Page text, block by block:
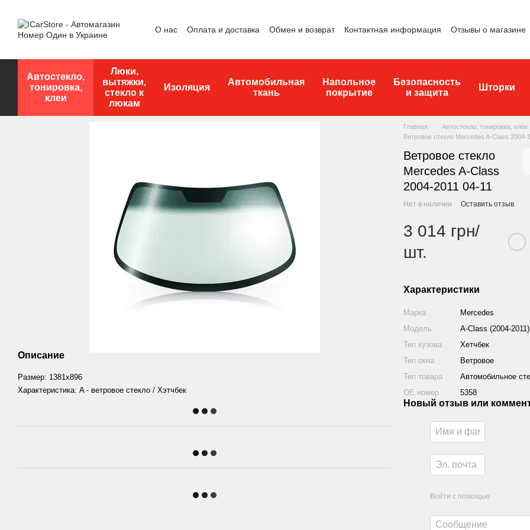
О нас Оплата и доставка Обмен и возврат Контактная информация Отзывы о магазине
Автостекло,
тонировка,
клеи
Люки,
вытяжки,
стекло к
люкам
Изоляция
Автомобильная
ткань
Напольное
покрытие
Безопасность
и защита
Шторки
Описание
Размер: 1381х896
Характеристика: A - ветровое стекло / Хэтчбек
Главная
Автостекло, тонировка, клеи
Ветровое стекло Mercedes A-Class 2004-
Ветровое стекло
Mercedes A-Class
2004-2011 04-11
Нет в наличии Оставить отзыв
3 014 грн/
шт.
Характеристики
Марка
Mercedes
Модель
A-Class (2004-2011)
Тип кузова
Хетчбек
Тип окна
Ветровое
Тип товара
Автомобильное
ОЕ номер
5358
Новый отзыв или
Войти с помощью